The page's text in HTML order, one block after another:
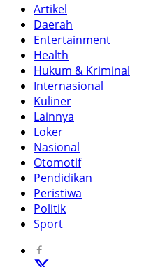
Artikel
Daerah
Entertainment
Health
Hukum & Kriminal
Internasional
Kuliner
Lainnya
Loker
Nasional
Otomotif
Pendidikan
Peristiwa
Politik
Sport